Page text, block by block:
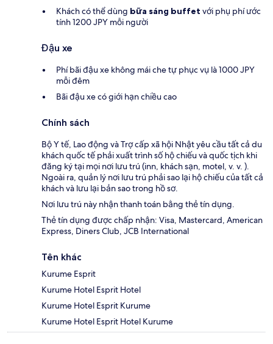
Khách có thể dùng bữa sáng buffet với phụ phí ước
tính 1200 JPY mỗi người
Đậu xe
Phí bãi đậu xe không mái che tự phục vụ là 1000 JPY
mỗi đêm
Bãi đậu xe có giới hạn chiều cao
Chính sách
Bộ Y tế, Lao động và Trợ cấp xã hội Nhật yêu cầu tất cả du
khách quốc tế phải xuất trình số hộ chiếu và quốc tịch khi
đăng ký tại mọi nơi lưu trú (inn, khách sạn, motel, v. v. ).
Ngoài ra, quản lý nơi lưu trú phải sao lại hộ chiếu của tất cả
khách và lưu lại bản sao trong hồ sơ.
Nơi lưu trú này nhận thanh toán bằng thẻ tín dụng.
Thẻ tín dụng được chấp nhận: Visa, Mastercard, American
Express, Diners Club, JCB International
Tên khác
Kurume Esprit
Kurume Hotel Esprit Hotel
Kurume Hotel Esprit Kurume
Kurume Hotel Esprit Hotel Kurume